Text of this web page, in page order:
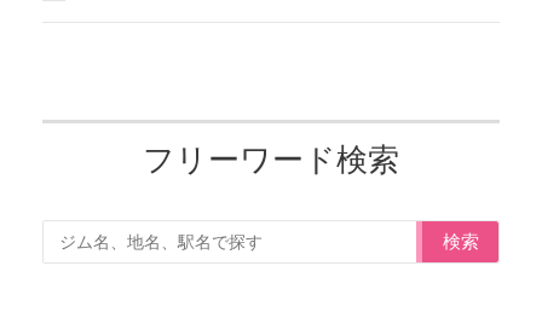
フリーワード検索
検索